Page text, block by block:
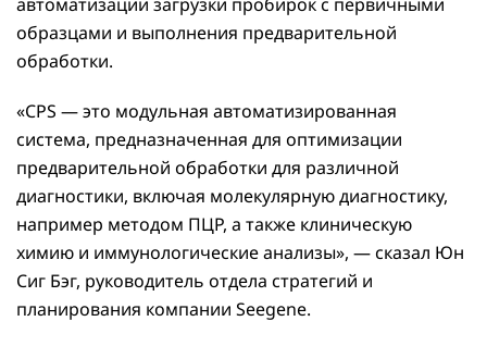
образцами и выполнения предварительной
обработки.
«CPS — это модульная автоматизированная
система, предназначенная для оптимизации
предварительной обработки для различной
диагностики, включая молекулярную диагностику,
например методом ПЦР, а также клиническую
химию и иммунологические анализы», — сказал Юн
Сиг Бэг, руководитель отдела стратегий и
планирования компании Seegene.